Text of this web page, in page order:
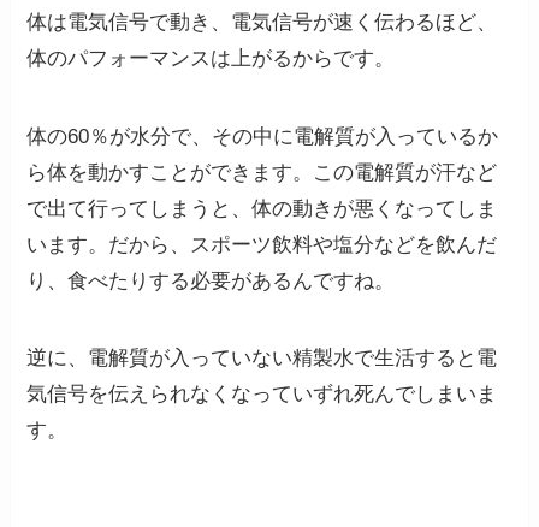
体は電気信号で動き、電気信号が速く伝わるほど、
体のパフォーマンスは上がるからです。
体の60％が水分で、その中に電解質が入っているか
ら体を動かすことができます。この電解質が汗など
で出て行ってしまうと、体の動きが悪くなってしま
います。だから、スポーツ飲料や塩分などを飲んだ
り、食べたりする必要があるんですね。
逆に、電解質が入っていない精製水で生活すると電
気信号を伝えられなくなっていずれ死んでしまいま
す。